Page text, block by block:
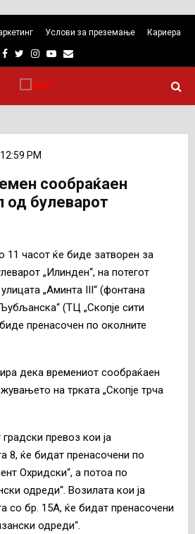
Услови за преземање Кариера
Facebook
TwitterInstagram
Youtube
Email
PM
сообраќаен
булеварот
11 часот ќе биде затворен за
„Илинден“, на потегот
„Аминта III“ (фонтана
(ТЦ „Скопје сити
пренасочен по околните
дека времениот сообраќаен
на трката „Скопје трча
превоз кои ја
8, ќе бидат пренасочени по
Охридски“, а потоа по
одреди“. Возилата кои ја
со бр. 15А, ќе бидат пренасочени
одреди“.